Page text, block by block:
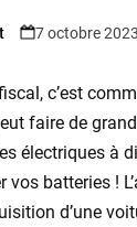
7 octobre 2023
c’est
faire de
électriques à
vos batteries !
d’une